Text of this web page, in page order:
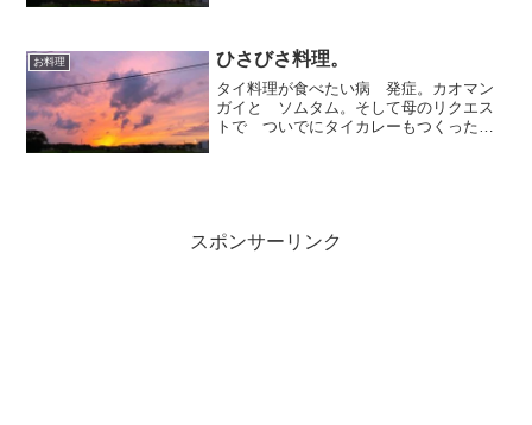
ころはなんにもかわらない...
お料理 ひさびさ料理。
タイ料理が食べたい病 発症。カオマン
ガイと ソムタム。そして母のリクエス
トで ついでにタイカレーもつくった。
スポンサーリンク